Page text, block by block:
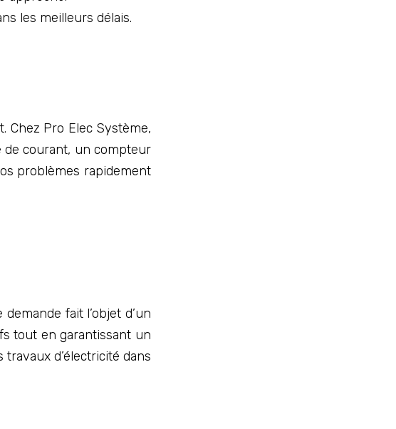
les meilleurs délais.
Pro Elec Système,
de courant, un compteur
problèmes rapidement
fait l’objet d’un
tout en garantissant un
d’électricité dans